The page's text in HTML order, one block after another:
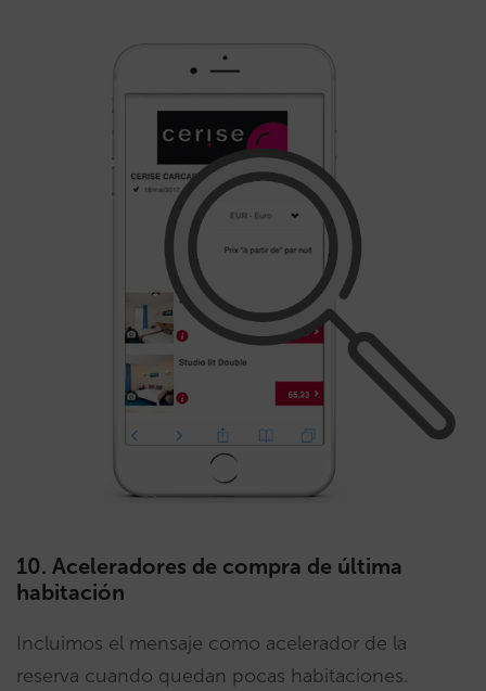
10. Aceleradores de compra de última
habitación
Incluimos el mensaje como acelerador de la
reserva cuando quedan pocas habitaciones.